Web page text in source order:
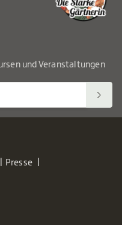
und Veranstaltungen
Presse